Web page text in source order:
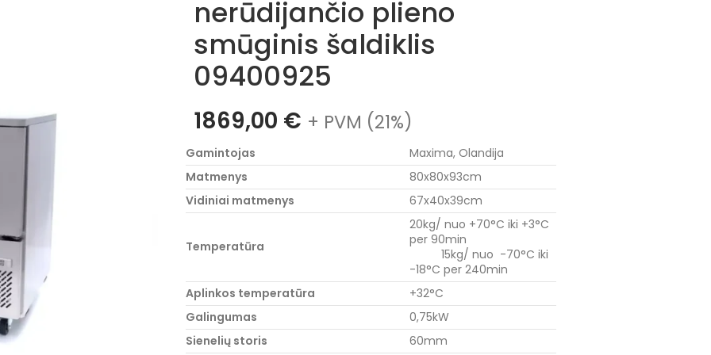
nerūdijančio plieno
smūginis šaldiklis
09400925
1869,00 € + PVM (21%)
Gamintojas
Maxima, Olandija
Matmenys
80x80x93cm
Vidiniai matmenys
67x40x39cm
Temperatūra
20kg/ nuo +70°C iki +3°C
per 90min
15kg/ nuo -70°C iki
-18°C per 240min
Aplinkos temperatūra
+32°C
Galingumas
0,75kW
Sienelių storis
60mm